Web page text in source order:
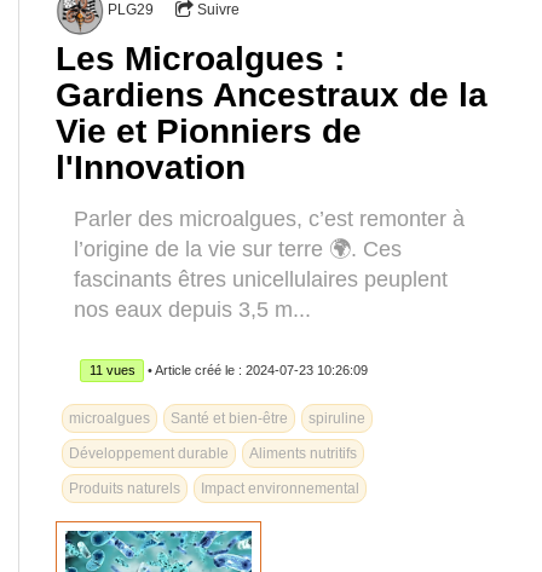
PLG29 Suivre
Les Microalgues :
Gardiens Ancestraux de la
Vie et Pionniers de
l'Innovation
Parler des microalgues, c’est remonter à
l’origine de la vie sur terre 🌍. Ces
fascinants êtres unicellulaires peuplent
nos eaux depuis 3,5 m...
11 vues • Article créé le : 2024-07-23 10:26:09
microalgues Santé et bien-être spiruline
Développement durable Aliments nutritifs
Produits naturels Impact environnemental